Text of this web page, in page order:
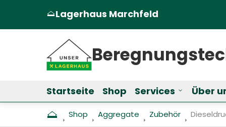
Lagerhaus Marchfeld
(Öffnet in einem neuen Tab oder
Startseite Shop Services Untermenü
Über
Shop Aggregate Zubehör Aktuell: